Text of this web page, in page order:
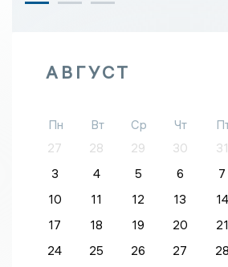
АВГУСТ
Пн Вт Ср Чт
27
28 29 30 31
3
4 5 6 7
10
11 12 13 14
17
18 19 20 21
24
25 26 27 28